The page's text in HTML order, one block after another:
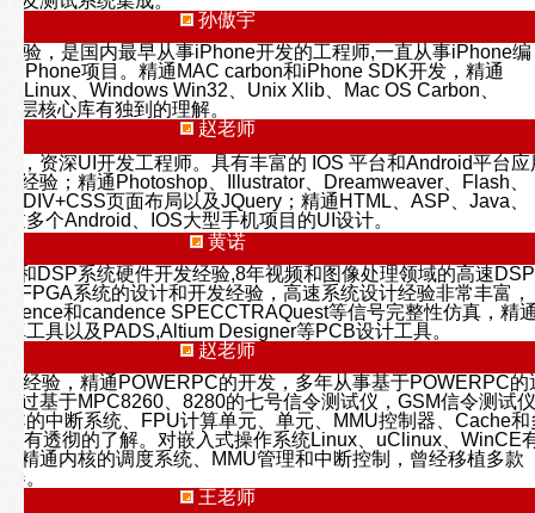
孙傲宇
验，是国内最早从事iPhone开发的工程师,一直从事iPhone编
iPhone项目。精通MAC carbon和iPhone SDK开发，精通
Linux、Windows Win32、Unix Xlib、Mac OS Carbon、
层核心库有独到的理解。
赵老师
，资深UI开发工程师。具有丰富的 IOS 平台和Android平台应
经验；精通Photoshop、Illustrator、Dreamweaver、Flash、
DIV+CSS页面布局以及JQuery；精通HTML、ASP、Java、
多个Android、IOS大型手机项目的UI设计。
黄诺
和DSP系统硬件开发经验,8年视频和图像处理领域的高速DSP
FPGA系统的设计和开发经验，高速系统设计经验非常丰富，
和candence SPECCTRAQuest等信号完整性仿真，精
工具以及PADS,Altium Designer等PCB设计工具。
赵老师
经验，精通POWERPC的开发，多年从事基于POWERPC的
过基于MPC8260、8280的七号信令测试仪，GSM信令测试仪
的中断系统、FPU计算单元、单元、MMU控制器、Cache和
有透彻的了解。对嵌入式操作系统Linux、uClinux、WinCE
精通内核的调度系统、MMU管理和中断控制，曾经移植多款
。
王老师